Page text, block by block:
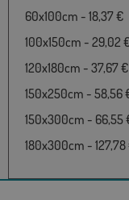
60x100cm - 18,37 €
100x150cm - 29,02
120x180cm - 37,67 €
150x250cm - 58,56
150x300cm - 66,55
180x300cm - 127,78